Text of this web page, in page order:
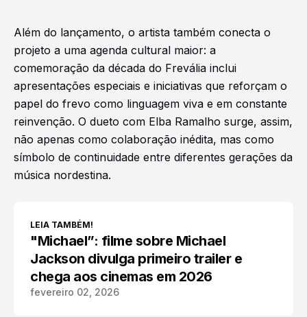
Além do lançamento, o artista também conecta o
projeto a uma agenda cultural maior: a
comemoração da década do Frevália inclui
apresentações especiais e iniciativas que reforçam o
papel do frevo como linguagem viva e em constante
reinvenção. O dueto com Elba Ramalho surge, assim,
não apenas como colaboração inédita, mas como
símbolo de continuidade entre diferentes gerações da
música nordestina.
LEIA TAMBÉM!
"Michael”: filme sobre Michael
Jackson divulga primeiro trailer e
chega aos cinemas em 2026
fevereiro 02, 2026